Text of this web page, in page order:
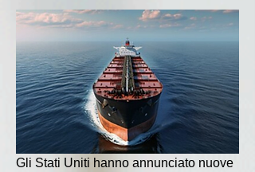
Gli Stati Uniti hanno annunciato nuove